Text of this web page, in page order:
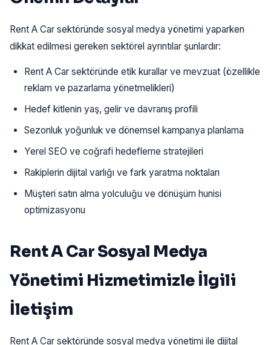
Rent A Car sektöründe sosyal medya yönetimi yaparken
dikkat edilmesi gereken sektörel ayrıntılar şunlardır:
Rent A Car sektöründe etik kurallar ve mevzuat (özellikle
reklam ve pazarlama yönetmelikleri)
Hedef kitlenin yaş, gelir ve davranış profili
Sezonluk yoğunluk ve dönemsel kampanya planlama
Yerel SEO ve coğrafi hedefleme stratejileri
Rakiplerin dijital varlığı ve fark yaratma noktaları
Müşteri satın alma yolculuğu ve dönüşüm hunisi
optimizasyonu
Rent A Car Sosyal Medya
Yönetimi Hizmetimizle İlgili
İletişim
Rent A Car sektöründe sosyal medya yönetimi ile dijital